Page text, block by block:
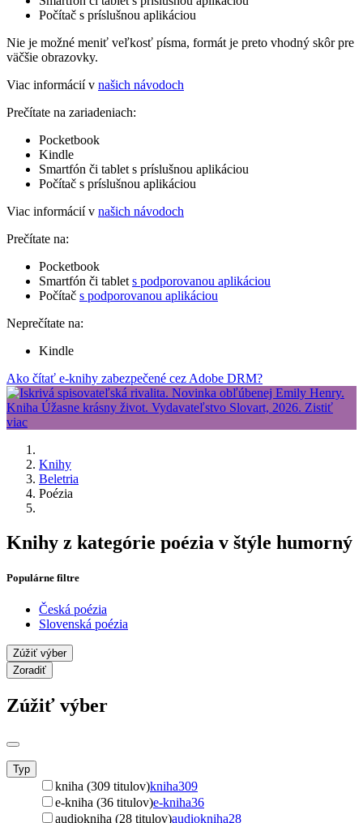
Počítač s príslušnou aplikáciou
Nie je možné meniť veľkosť písma, formát je preto vhodný skôr pre
väčšie obrazovky.
Viac informácií v našich návodoch
Prečítate na zariadeniach:
Pocketbook
Kindle
Smartfón či tablet s príslušnou aplikáciou
Počítač s príslušnou aplikáciou
Viac informácií v našich návodoch
Prečítate na:
Pocketbook
Smartfón či tablet s podporovanou aplikáciou
Počítač s podporovanou aplikáciou
Neprečítate na:
Kindle
Ako čítať e-knihy zabezpečené cez Adobe DRM?
Knihy
Beletria
Poézia
Knihy z kategórie poézia v štýle humorný
Populárne filtre
Česká poézia
Slovenská poézia
Zúžiť výber
Zoradiť
Zúžiť výber
Typ
kniha (309 titulov)kniha309
e-kniha (36 titulov)e-kniha36
audiokniha (28 titulov)audiokniha28